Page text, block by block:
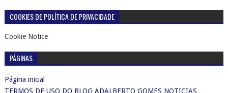
COOKIES DE POLÍTICA DE PRIVACIDADE
Cookie Notice
PÁGINAS
Página inicial
TERMOS DE USO DO BLOG ADALBERTO GOMES NOTICIAS